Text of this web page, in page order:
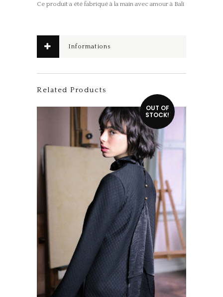
Ce produit a été fabriqué à la main avec amour à Bali
Informations
Related Products
OUT OF
STOCK!
Ce produit a plusieurs variations. Les options peuvent être choisies sur la page du produit